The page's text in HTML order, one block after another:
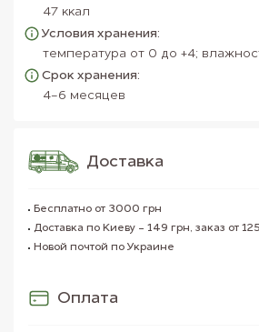
47 ккал
Условия хранения:
температура от 0 до +4;
Срок хранения:
4-6 месяцев
Доставка
Бесплатно от 3000 грн
Доставка по Киеву - 149 грн, заказ от
Новой почтой по Украине
Оплата